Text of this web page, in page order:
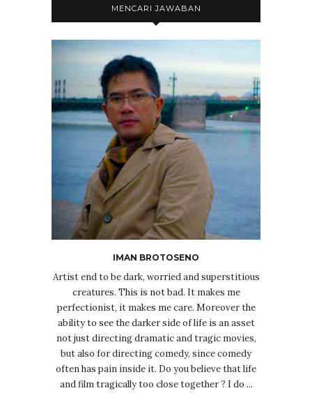
MENCARI JAWABAN
IMAN BROTOSENO
Artist end to be dark, worried and superstitious
creatures. This is not bad. It makes me
perfectionist, it makes me care. Moreover the
ability to see the darker side of life is an asset
not just directing dramatic and tragic movies,
but also for directing comedy, since comedy
often has pain inside it. Do you believe that life
and film tragically too close together ? I do ...